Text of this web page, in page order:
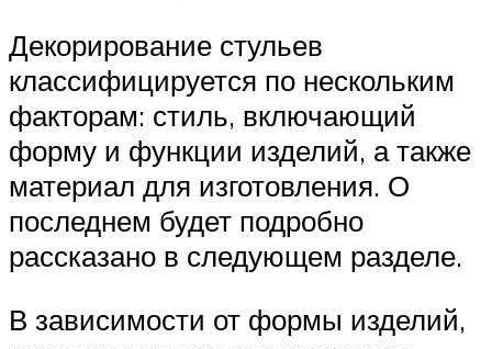
Декорирование стульев
классифицируется по нескольким
факторам: стиль, включающий
форму и функции изделий, а также
материал для изготовления. О
последнем будет подробно
рассказано в следующем разделе.
В зависимости от формы изделий,